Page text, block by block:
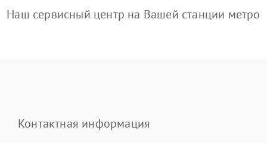
Наш сервисный центр на Вашей станции метро
Контактная информация